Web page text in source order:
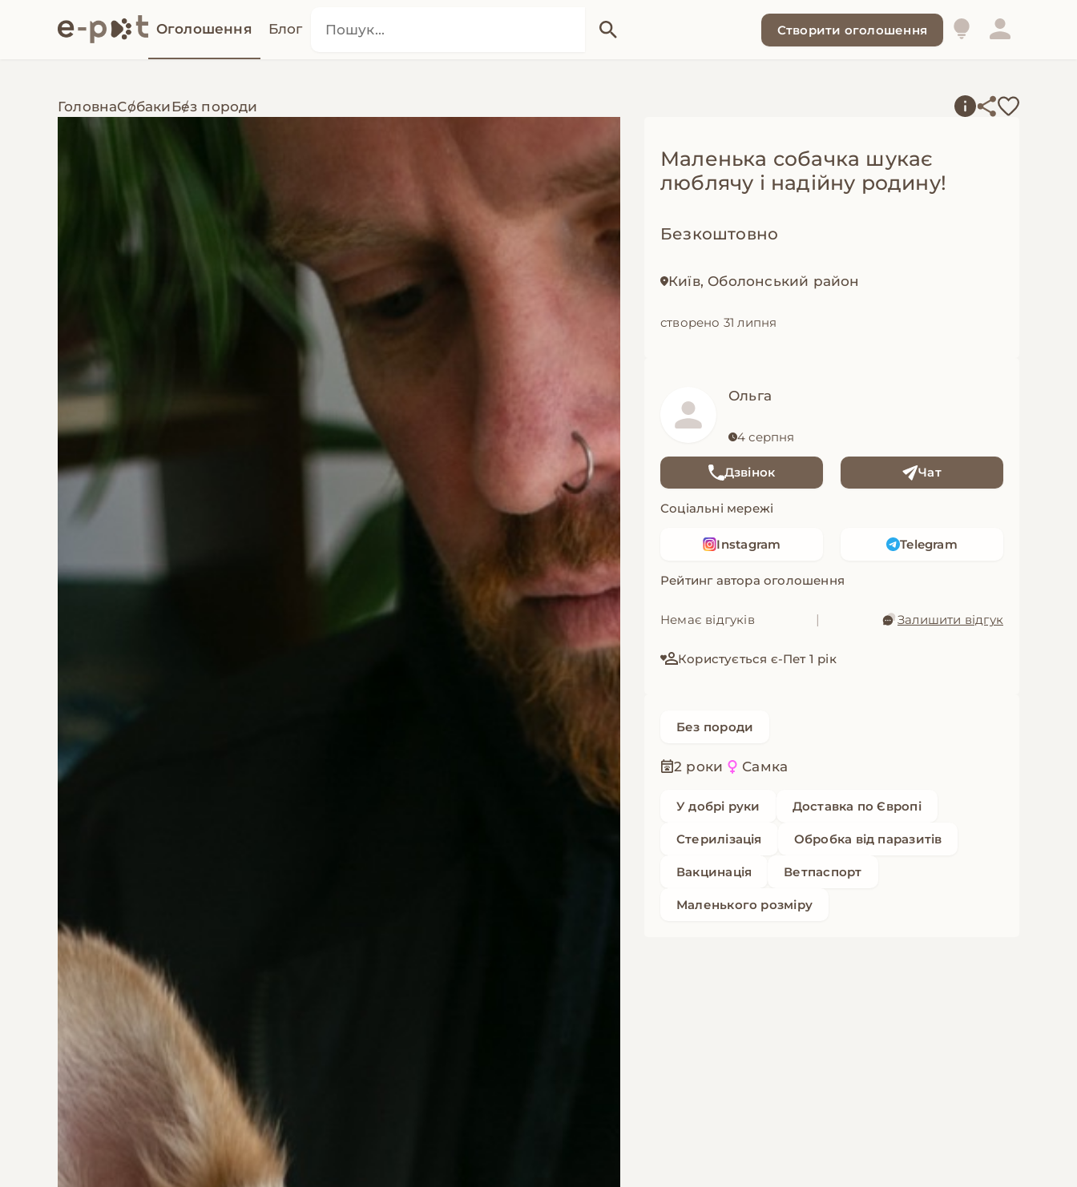
Оголошення Блог Створити оголошення
ГоловнаСобакиБез породи
Маленька собачка шукає
люблячу і надійну родину!
Безкоштовно
Київ, Оболонський район
створено 31 липня
Ольга
4 серпня
Дзвінок Чат
Соціальні мережі
Instagram Telegram
Рейтинг автора оголошення
Немає відгуків | Залишити відгук
Користується є-Пет 1 рік
Без породи
2 роки Самка
У добрі руки Доставка по Європі
Стерилізація Обробка від паразитів
Вакцинація Ветпаспорт
Маленького розміру